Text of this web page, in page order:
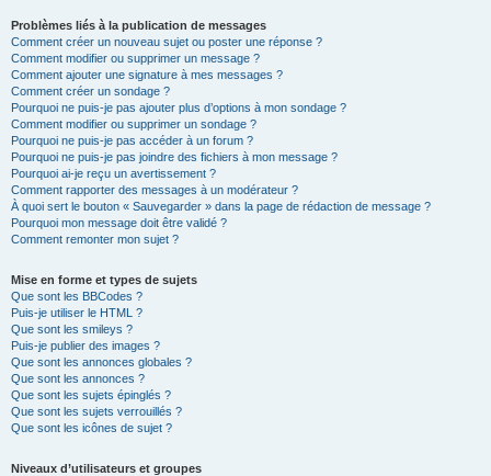
Problèmes liés à la publication de messages
Comment créer un nouveau sujet ou poster une réponse ?
Comment modifier ou supprimer un message ?
Comment ajouter une signature à mes messages ?
Comment créer un sondage ?
Pourquoi ne puis-je pas ajouter plus d’options à mon sondage ?
Comment modifier ou supprimer un sondage ?
Pourquoi ne puis-je pas accéder à un forum ?
Pourquoi ne puis-je pas joindre des fichiers à mon message ?
Pourquoi ai-je reçu un avertissement ?
Comment rapporter des messages à un modérateur ?
À quoi sert le bouton « Sauvegarder » dans la page de rédaction de message ?
Pourquoi mon message doit être validé ?
Comment remonter mon sujet ?
Mise en forme et types de sujets
Que sont les BBCodes ?
Puis-je utiliser le HTML ?
Que sont les smileys ?
Puis-je publier des images ?
Que sont les annonces globales ?
Que sont les annonces ?
Que sont les sujets épinglés ?
Que sont les sujets verrouillés ?
Que sont les icônes de sujet ?
Niveaux d’utilisateurs et groupes